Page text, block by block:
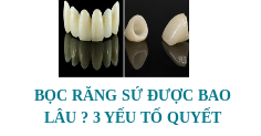
BỌC RĂNG SỨ ĐƯỢC BAO
LÂU ? 3 YẾU TỐ QUYẾT